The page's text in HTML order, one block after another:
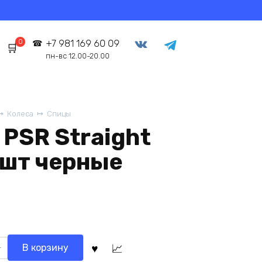
0 +7 981 169 60 09
пн-вс 12.00-20.00
Колеса Спицы
Straight
черные
В корзину